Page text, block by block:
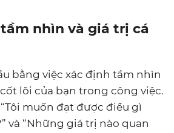
tầm nhìn và giá trị cá
bằng việc xác định tầm nhìn
lõi của bạn trong công việc.
muốn đạt được điều gì
và “Những giá trị nào quan